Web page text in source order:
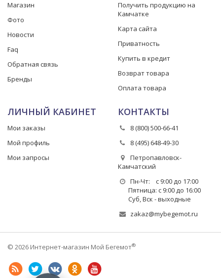
Магазин
Фото
Новости
Faq
Обратная связь
Бренды
Получить продукцию на
Камчатке
Карта сайта
Приватность
Купить в кредит
Возврат товара
Оплата товара
ЛИЧНЫЙ КАБИНЕТ
Мои заказы
Мой профиль
Мои запросы
КОНТАКТЫ
8 (800) 500-66-41
8 (495) 648-49-30
Петропавловск-
Камчатский
Пн-Чт: с 9:00 до 17:00
Пятница: с 9:00 до 16:00
Суб, Вск - выходные
zakaz@mybegemot.ru
© 2026 Интернет-магазин Мой Бегемот®